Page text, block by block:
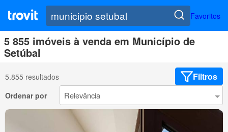
Favoritos
5 855 imóveis à venda em Município de
Setúbal
5.855 resultados Filtros
Ordenar por